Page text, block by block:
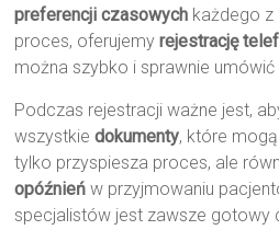
preferencji czasowych każdego z
proces, oferujemyrejestrację
można szybko i sprawnie umówić
Podczas rejestracji ważne jest,
wszystkiedokumenty, które
tylko przyspiesza proces, ale
opóźnień w przyjmowaniu
specjalistów jest zawsze gotowy